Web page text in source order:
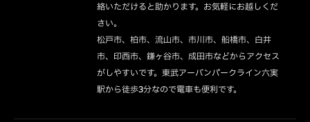
絡いただけると助かります。お気軽にお越しくだ
さい。
松戸市、柏市、流山市、市川市、船橋市、白井
市、印西市、鎌ヶ谷市、成田市などからアクセス
がしやすいです。東武アーバンパークライン六実
駅から徒歩3分なので電車も便利です。